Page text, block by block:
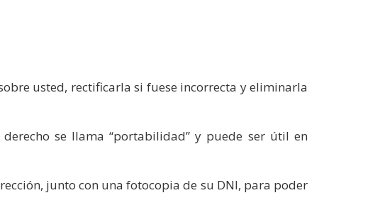
usted, rectificarla si fuese incorrecta y eliminarla
se llama “portabilidad” y puede ser útil en
junto con una fotocopia de su DNI, para poder